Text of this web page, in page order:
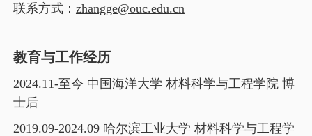
联系方式： zhangge@ouc.edu.cn
教育与工作经历
2024.11-至今 中国海洋大学 材料科学与工程学院 博
士后
2019.09-2024.09 哈尔滨工业大学 材料科学与工程学